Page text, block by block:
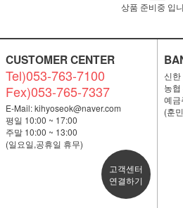
상품 준비중 입
CUSTOMER CENTER
Tel)053-763-7100
Fex)053-765-7337
E-Mail:kihyoseok@naver.com
평일 10:00 ~ 17:00
주말 10:00 ~ 13:00
(일요일,공휴일 휴무)
고객센터
연결하기
신
농
예금
(훈